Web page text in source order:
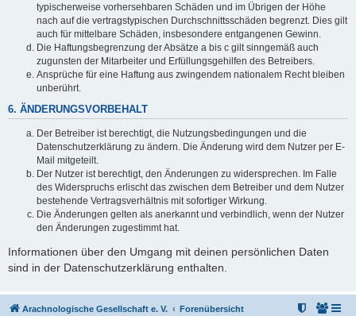
typischerweise vorhersehbaren Schäden und im Übrigen der Höhe
nach auf die vertragstypischen Durchschnittsschäden begrenzt. Dies gilt
auch für mittelbare Schäden, insbesondere entgangenen Gewinn.
Die Haftungsbegrenzung der Absätze a bis c gilt sinngemäß auch
zugunsten der Mitarbeiter und Erfüllungsgehilfen des Betreibers.
Ansprüche für eine Haftung aus zwingendem nationalem Recht bleiben
unberührt.
6. ÄNDERUNGSVORBEHALT
Der Betreiber ist berechtigt, die Nutzungsbedingungen und die
Datenschutzerklärung zu ändern. Die Änderung wird dem Nutzer per E-
Mail mitgeteilt.
Der Nutzer ist berechtigt, den Änderungen zu widersprechen. Im Falle
des Widerspruchs erlischt das zwischen dem Betreiber und dem Nutzer
bestehende Vertragsverhältnis mit sofortiger Wirkung.
Die Änderungen gelten als anerkannt und verbindlich, wenn der Nutzer
den Änderungen zugestimmt hat.
Informationen über den Umgang mit deinen persönlichen Daten
sind in der Datenschutzerklärung enthalten.
Arachnologische Gesellschaft e. V. Forenübersicht